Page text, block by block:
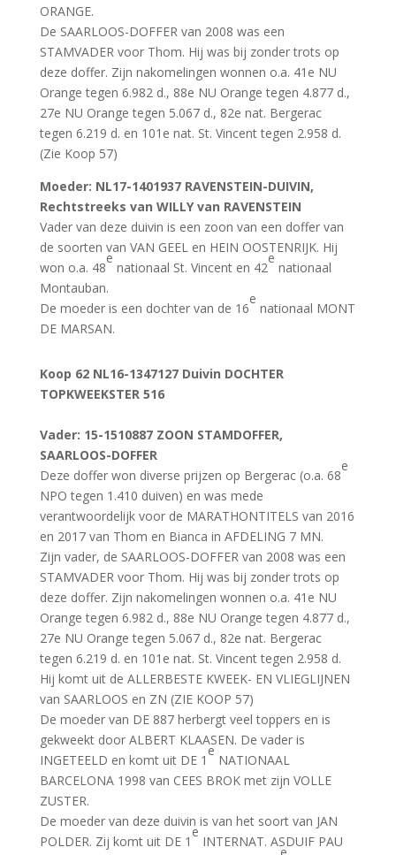
ORANGE.
De SAARLOOS-DOFFER van 2008 was een
STAMVADER voor Thom. Hij was bij zonder trots op
deze doffer. Zijn nakomelingen wonnen o.a. 41e NU
Orange tegen 6.982 d., 88e NU Orange tegen 4.877 d.,
27e NU Orange tegen 5.067 d., 82e nat. Bergerac
tegen 6.219 d. en 101e nat. St. Vincent tegen 2.958 d.
(Zie Koop 57)
Moeder: NL17-1401937 RAVENSTEIN-DUIVIN,
Rechtstreeks van WILLY van RAVENSTEIN
Vader van deze duivin is een zoon van een doffer van
de soorten van VAN GEEL en HEIN OOSTENRIJK. Hij
won o.a. 48
e
nationaal St. Vincent en 42
e
nationaal
Montauban.
De moeder is een dochter van de 16
e
nationaal MONT
DE MARSAN.
Koop 62 NL16-1347127 Duivin DOCHTER
TOPKWEEKSTER 516
Vader: 15-1510887 ZOON STAMDOFFER,
SAARLOOS-DOFFER
Deze doffer won diverse prijzen op Bergerac (o.a. 68
e
NPO tegen 1.410 duiven) en was mede
verantwoordelijk voor de MARATHONTITELS van 2016
en 2017 van Thom en Bianca in AFDELING 7 MN.
Zijn vader, de SAARLOOS-DOFFER van 2008 was een
STAMVADER voor Thom. Hij was bij zonder trots op
deze doffer. Zijn nakomelingen wonnen o.a. 41e NU
Orange tegen 6.982 d., 88e NU Orange tegen 4.877 d.,
27e NU Orange tegen 5.067 d., 82e nat. Bergerac
tegen 6.219 d. en 101e nat. St. Vincent tegen 2.958 d.
Hij komt uit de ALLERBESTE KWEEK- EN VLIEGLIJNEN
van SAARLOOS en ZN (ZIE KOOP 57)
De moeder van DE 887 herbergt veel toppers en is
gekweekt door ALBERT KLAASEN. De vader is
INGETEELD en komt uit DE 1
e
NATIONAAL
BARCELONA 1998 van CEES BROK met zijn VOLLE
ZUSTER.
De moeder van deze duivin is van het soort van JAN
POLDER. Zij komt uit DE 1
e
INTERNAT. ASDUIF PAU
e